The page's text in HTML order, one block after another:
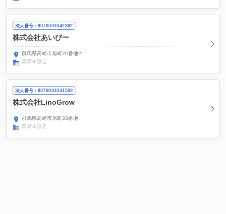
法人番号：8070001042382
株式会社あいびー
群馬県高崎市旭町26番地2
業界未設定
法人番号：8070001041509
株式会社LinoGrow
群馬県高崎市旭町33番地
業界未設定